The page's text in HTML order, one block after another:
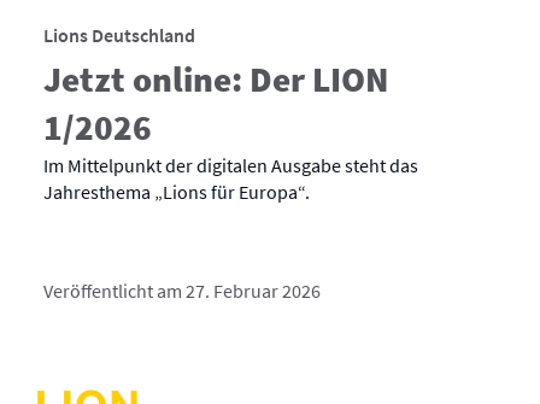
Lions Deutschland
Jetzt online: Der LION
1/2026
Im Mittelpunkt der digitalen Ausgabe steht das
Jahresthema „Lions für Europa“.
Veröffentlicht am 27. Februar 2026